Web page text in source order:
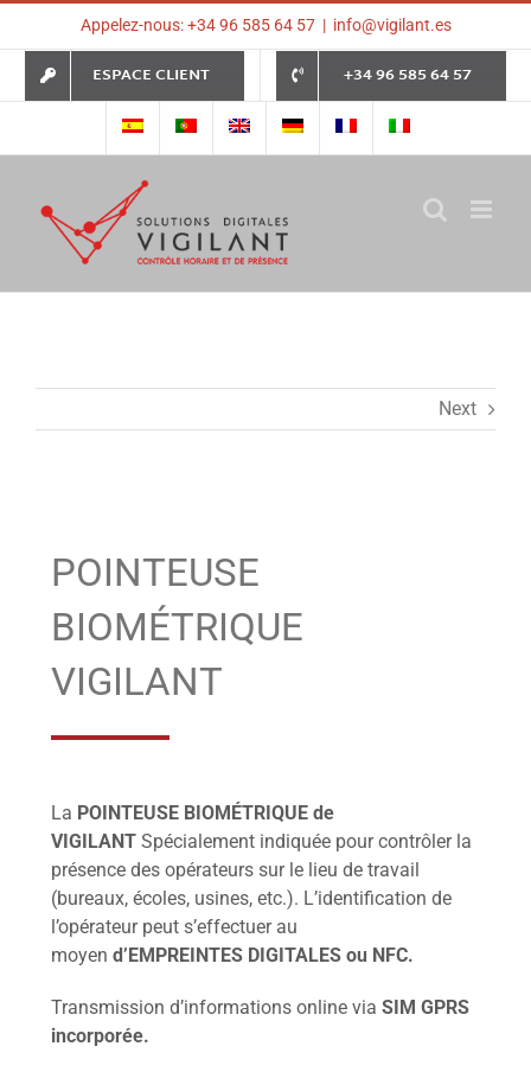
content
Appelez-nous: +34 96 585 64 57 | info@vigilant.es
ESPACE CLIENT +34 96 585 64 57
Next
POINTEUSE
BIOMÉTRIQUE
VIGILANT
La POINTEUSE BIOMÉTRIQUE de
VIGILANTSpécialement indiquée pour contrôler la
présence des opérateurs sur le lieu de travail
(bureaux, écoles, usines, etc.). L’identification de
l’opérateur peut s’effectuer au
moyen d’EMPREINTES DIGITALES ou NFC.
Transmission d’informations online via SIM GPRS
incorporée.